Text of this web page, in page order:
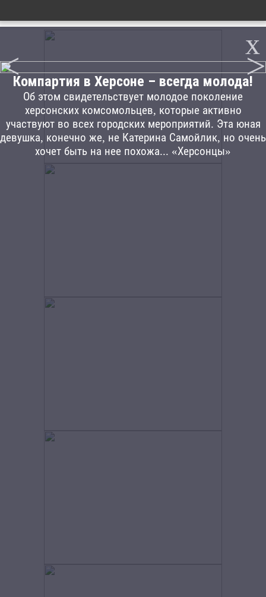
x
< >
Компартия в Херсоне – всегда молода!
Об этом свидетельствует молодое поколение
херсонских комсомольцев, которые активно
участвуют во всех городских мероприятий. Эта юная
девушка, конечно же, не Катерина Самойлик, но очень
хочет быть на нее похожа... «Херсонцы»